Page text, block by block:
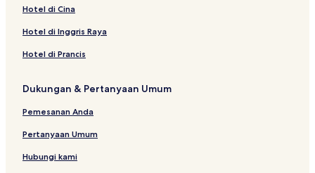
Hotel di Cina
Hotel di Inggris Raya
Hotel di Prancis
Dukungan & Pertanyaan Umum
Pemesanan Anda
Pertanyaan Umum
Hubungi kami